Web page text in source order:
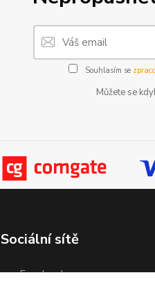
Souhlasím se
Můžete se
Sociální sítě
Facebook